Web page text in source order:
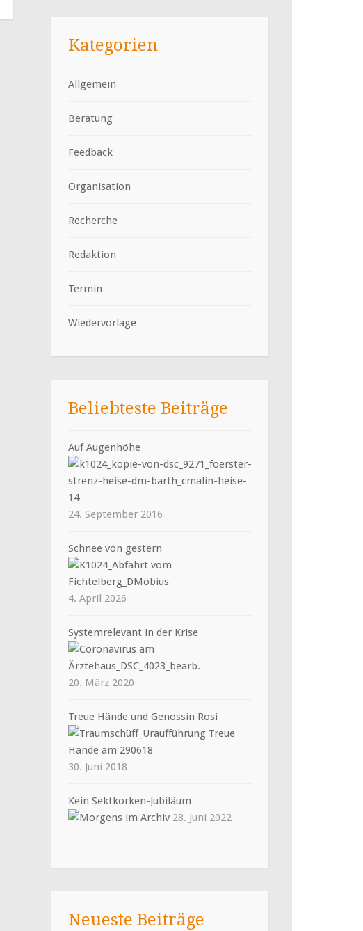
Kategorien
Allgemein
Beratung
Feedback
Organisation
Recherche
Redaktion
Termin
Wiedervorlage
Beliebteste Beiträge
Auf Augenhöhe
24. September 2016
Schnee von gestern
4. April 2026
Systemrelevant in der Krise
20. März 2020
Treue Hände und Genossin Rosi
30. Juni 2018
Kein Sektkorken-Jubiläum
28. Juni 2022
Neueste Beiträge